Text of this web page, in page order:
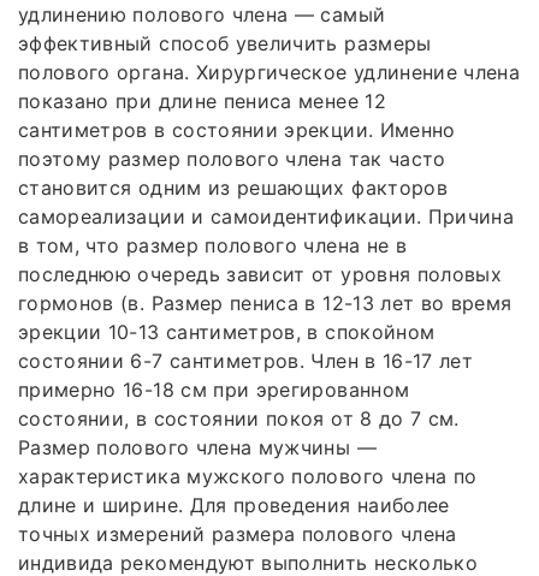
удлинению полового члена — самый
эффективный способ увеличить размеры
полового органа. Хирургическое удлинение члена
показано при длине пениса менее 12
сантиметров в состоянии эрекции. Именно
поэтому размер полового члена так часто
становится одним из решающих факторов
самореализации и самоидентификации. Причина
в том, что размер полового члена не в
последнюю очередь зависит от уровня половых
гормонов (в. Размер пениса в 12-13 лет во время
эрекции 10-13 сантиметров, в спокойном
состоянии 6-7 сантиметров. Член в 16-17 лет
примерно 16-18 см при эрегированном
состоянии, в состоянии покоя от 8 до 7 см.
Размер полового члена мужчины —
характеристика мужского полового члена по
длине и ширине. Для проведения наиболее
точных измерений размера полового члена
индивида рекомендуют выполнить несколько